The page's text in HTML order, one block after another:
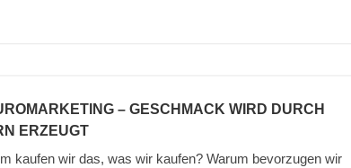
– GESCHMACK WIRD DURCH
ERZEUGT
kaufen wir das, was wir kaufen? Warum bevorzugen wir